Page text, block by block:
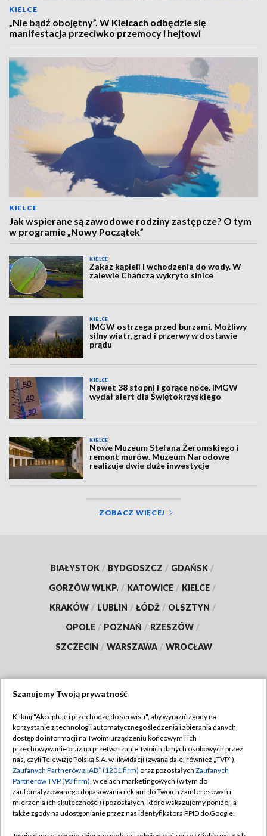
KIELCE
„Nie bądź obojętny”. W Kielcach odbędzie się
manifestacja przeciwko przemocy i hejtowi
KIELCE
Jak wspierane są zawodowe rodziny zastępcze? O tym
w programie „Nowy Początek”
KIELCE
Zakaz kąpieli i wchodzenia do wody. W
zalewie Chańcza wykryto sinice
KIELCE
IMGW ostrzega przed burzami. Możliwy
silny wiatr, grad i przerwy w dostawie
prądu
KIELCE
Nawet 38 stopni i gorące noce. IMGW
wydał alert dla Świętokrzyskiego
KIELCE
Nowe Muzeum Stefana Żeromskiego i
remont murów. Muzeum Narodowe
realizuje dwie duże inwestycje
ZOBACZ WIĘCEJ
BIAŁYSTOK / BYDGOSZCZ / GDAŃSK /
GORZÓW WLKP. / KATOWICE / KIELCE /
KRAKÓW / LUBLIN / ŁÓDŹ / OLSZTYN /
OPOLE / POZNAŃ / RZESZÓW /
SZCZECIN / WARSZAWA / WROCŁAW
TVP
Abonament TVP
Emisja w TVP
Centrum informacji TVP
Naziemna Telewizja Cyfrowa
Regulamin TVP
Polityka prywatności
Moje zgody
Pomoc
Szanujemy Twoją prywatność
Kliknij "Akceptuję i przechodzę do serwisu", aby wyrazić zgody na
korzystanie z technologii automatycznego śledzenia i zbierania danych,
dostęp do informacji na Twoim urządzeniu końcowym i ich
przechowywanie oraz na przetwarzanie Twoich danych osobowych przez
nas, czyli Telewizję Polską S.A. w likwidacji (zwaną dalej również „TVP”),
Zaufanych Partnerów z IAB* (1201 firm) oraz pozostałych Zaufanych
Partnerów TVP (93 firm), w celach marketingowych (w tym do
zautomatyzowanego dopasowania reklam do Twoich zainteresowań i
mierzenia ich skuteczności) i pozostałych, które wskazujemy poniżej, a
także zgody na udostępnianie przez nas identyfikatora PPID do Google.